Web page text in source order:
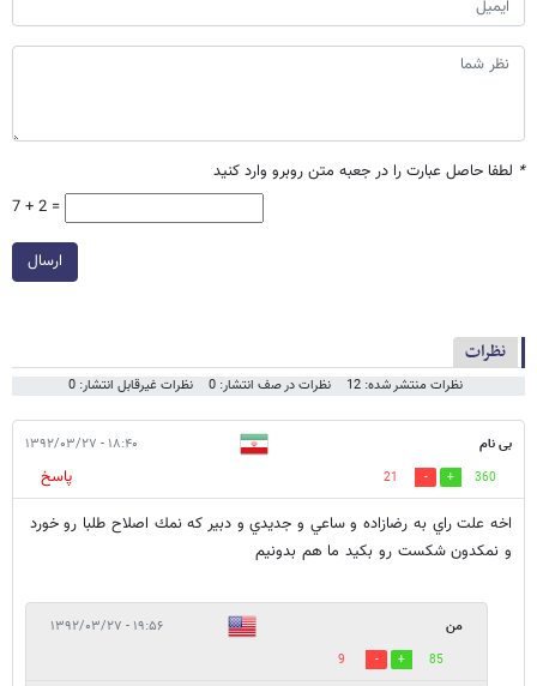
* لطفا حاصل عبارت را در جعبه متن روبرو وارد کنید
7 + 2 =
ارسال
نظرات
نظرات منتشر شده: 12 نظرات در صف انتشار: 0 نظرات غیرقابل انتشار: 0
بی نام ۱۸:۴۰ - ۱۳۹۲/۰۳/۲۷
360
21
پاسخ
اخه علت راي به رضازاده و ساعي و جديدي و دبير كه نمك اصلاح طلبا رو خورد
و نمكدون شكست رو بكيد ما هم بدونيم
من ۱۹:۵۶ - ۱۳۹۲/۰۳/۲۷
85
9